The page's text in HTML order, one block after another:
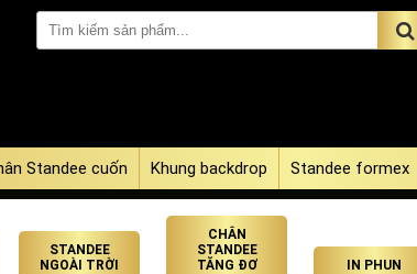
Standee cuốn Khung backdrop Standee formex
STANDEE
NGOÀI TRỜI
CHÂN
STANDEE
TĂNG ĐƠ
IN PHUN